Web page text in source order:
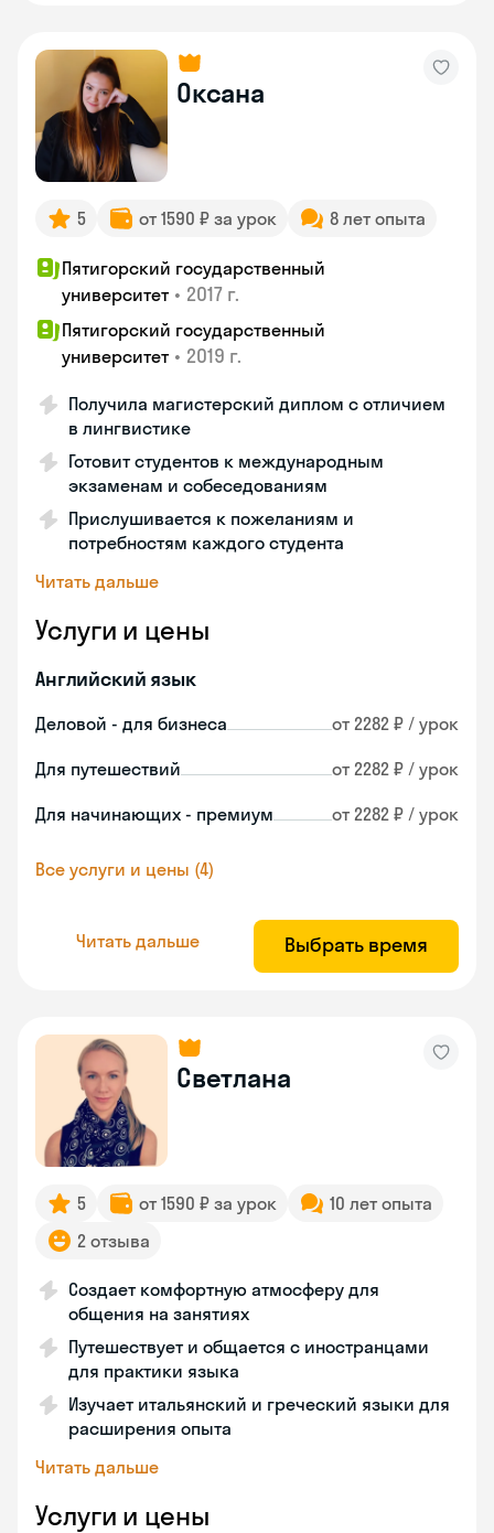
Оксана
5 от 1590 ₽ за урок 8 лет опыта
Пятигорский государственный
университет • 2017 г.
Пятигорский государственный
университет • 2019 г.
Получила магистерский диплом с отличием
в лингвистике
Готовит студентов к международным
экзаменам и собеседованиям
Прислушивается к пожеланиям и
потребностям каждого студента
Читать дальше
Услуги и цены
Английский язык
Деловой - для бизнеса от 2282 ₽ / урок
Для путешествий от 2282 ₽ / урок
Для начинающих - премиум от 2282 ₽ / урок
Все услуги и цены (4)
Читать дальше Выбрать время
Светлана
5 от 1590 ₽ за урок
10 лет опыта
2 отзыва
Создает комфортную атмосферу для
общения на занятиях
Путешествует и общается с иностранцами
для практики языка
Изучает итальянский и греческий языки для
расширения опыта
Читать дальше
Услуги и цены